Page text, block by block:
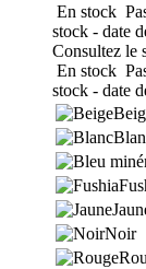
En stock
stock - date
Consultez le
En stock
stock - date
Noir